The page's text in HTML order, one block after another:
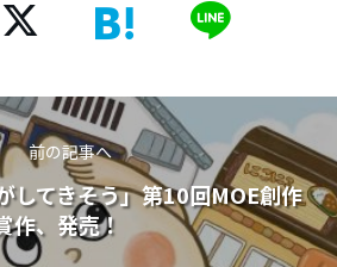
前の記事へ
してきそう」第10回MOE創作
作、発売！